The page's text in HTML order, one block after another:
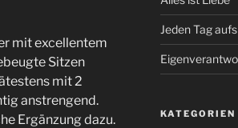
mit excellentem
Sitzen
mit 2
anstrengend.
Ergänzung dazu.
Jeden Tag
KATEGORIEN